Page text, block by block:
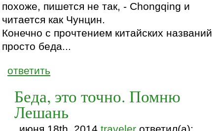
похоже, пишется не так, - Chongqing и
читается как Чунцин.
Конечно с прочтением китайских названий
просто беда...
ответить
Беда, это точно. Помню
Лешань